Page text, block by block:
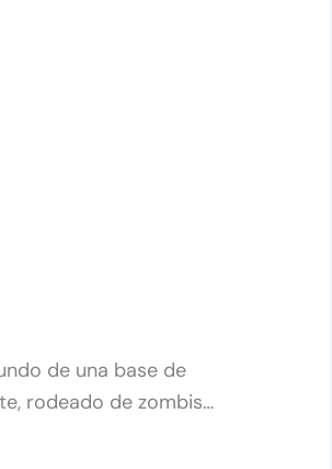
de una base de
rodeado de zombis…